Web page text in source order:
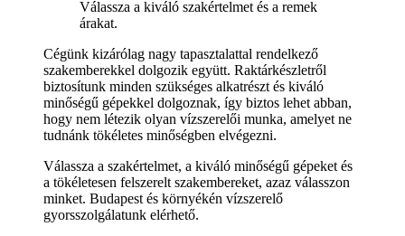
Válassza a kiváló szakértelmet és a remek
árakat.
Cégünk kizárólag nagy tapasztalattal rendelkező
szakemberekkel dolgozik együtt. Raktárkészletről
biztosítunk minden szükséges alkatrészt és kiváló
minőségű gépekkel dolgoznak, így biztos lehet abban,
hogy nem létezik olyan vízszerelői munka, amelyet ne
tudnánk tökéletes minőségben elvégezni.
Válassza a szakértelmet, a kiváló minőségű gépeket és
a tökéletesen felszerelt szakembereket, azaz válasszon
minket. Budapest és környékén vízszerelő
gyorsszolgálatunk elérhető.